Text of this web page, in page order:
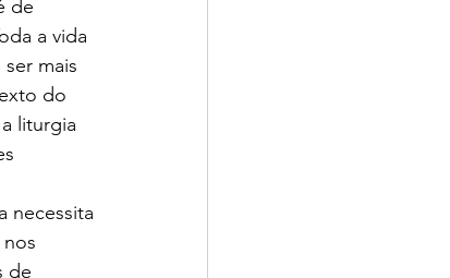
de
a vida
mais
do
liturgia
necessita
de